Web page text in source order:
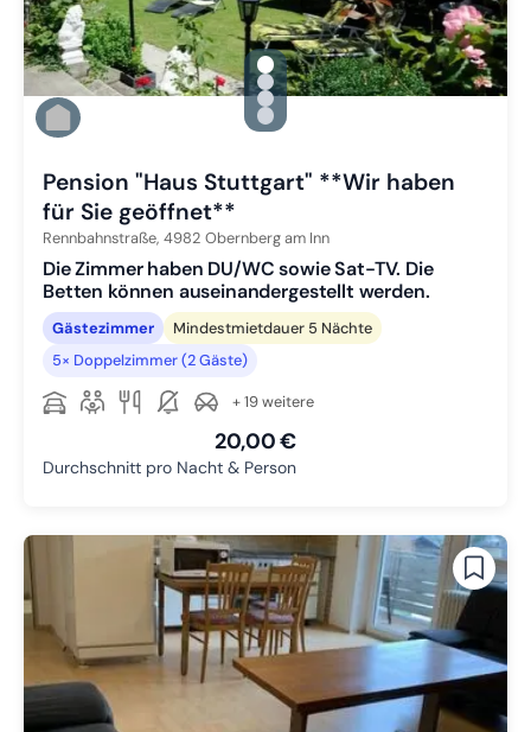
gallery.slide_selector
Zu Slide 1 wechseln
Zu Slide 2 wechseln
Zu Slide 3 wechseln
Zu Slide 4 wechseln
Pension "Haus Stuttgart" **Wir haben
für Sie geöffnet**
Rennbahnstraße, 4982 Obernberg am Inn
Die Zimmer haben DU/WC sowie Sat-TV. Die
Betten können auseinandergestellt werden.
Gästezimmer
Mindestmietdauer 5 Nächte
5× Doppelzimmer (2 Gäste)
+ 19 weitere
20,00 €
Durchschnitt pro Nacht & Person